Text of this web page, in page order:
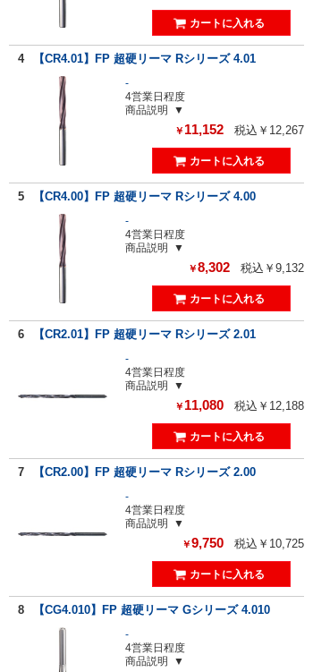
4 【CR4.01】FP 超硬リーマ Rシリーズ 4.01
-
4営業日程度
商品説明
￥ 11,152 税込￥12,267
5 【CR4.00】FP 超硬リーマ Rシリーズ 4.00
-
4営業日程度
商品説明
￥8,302 税込￥9,132
6 【CR2.01】FP 超硬リーマ Rシリーズ 2.01
-
4営業日程度
商品説明
￥ 11,080 税込￥12,188
7 【CR2.00】FP 超硬リーマ Rシリーズ 2.00
-
4営業日程度
商品説明
￥9,750 税込￥10,725
8 【CG4.010】FP 超硬リーマ Gシリーズ 4.010
-
4営業日程度
商品説明